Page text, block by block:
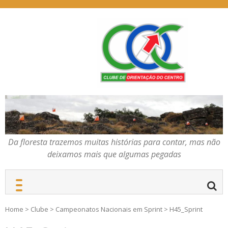
COC – CLUBE DE
ORIENTAÇÃO DO
CENTRO
Da floresta trazemos
muitas histórias para
contar, mas não deixamos
mais que algumas
pegadas
Da floresta trazemos muitas histórias para contar, mas não
deixamos mais que algumas pegadas
Home > Clube > Campeonatos Nacionais em Sprint > H45_Sprint